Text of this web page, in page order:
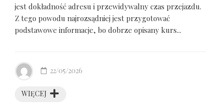
jest dokładność adresu i przewidywalny czas przejazdu.
Z tego powodu najrozsądniej jest przygotować
podstawowe informacje, bo dobrze opisany kurs...
WIĘCEJ
22/05/2026